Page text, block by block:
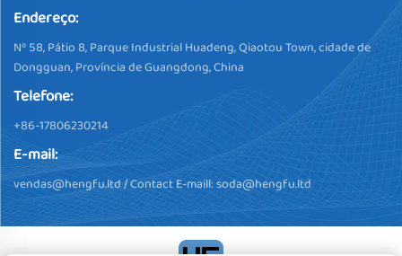
Endereço:
Nº 58, Pátio 8, Parque Industrial Huadeng, Qiaotou Town, cidade de
Dongguan, Província de Guangdong, China
Telefone:
+86-17806230214
E-mail:
vendas@hengfu.ltd/ Contact E-maill:soda@hengfu.ltd